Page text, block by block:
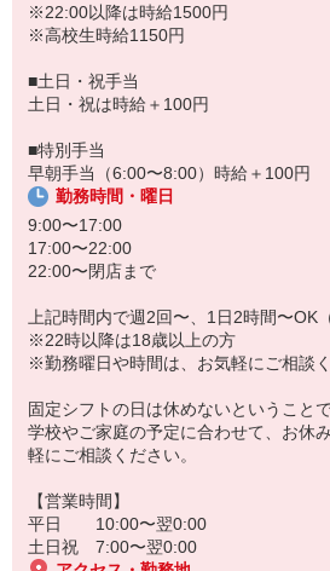
※22:00以降は時給1500円
※高校生時給1150円
■土日・祝手当
土日・祝は時給＋100円
■特別手当
早朝手当（6:00〜8:00）時給＋100円
勤務時間・曜日
9:00〜17:00
17:00〜22:00
22:00〜閉店まで
上記時間内で週2回〜、1日2時間〜OK
※22時以降は18歳以上の方
※勤務曜日や時間は、お気軽にご相談
固定シフトの日は休めないということ
学校やご家庭の予定に合わせて、お休
軽にご相談ください。
【営業時間】
平日 10:00〜翌0:00
土日祝 7:00〜翌0:00